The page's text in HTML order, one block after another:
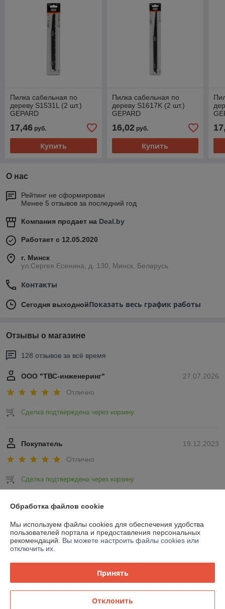
Пилка сабельная по
дереву S1531L (2 шт.)
GEPARD
17,46 руб.
Купить
Пилка сабельная по
дереву S1617K (2 шт.)
GEPARD
16,02руб.
Купить
О нас
Рейтинг не сформирован
Менее 5 отзывов за последний год
Компания продает на Deal.by
Работает с 12.05.2020
г. Минск
ул.Сергея Есенина, д. 130, Минск, Беларусь
Контакты
Сегодня выходнойПоказать весь график работы
Отзывы о магазине
128 отзывов за всё время
27.07.2026
ООО "ТВС-инженеринг"
Отлично
Сделка подтверждена через корзину
19.12.2023
Покупатель
Отлично
Сделка подтверждена через корзину
Показать все отзывы
О нас
Контакты
Доставка и оплата
Обработка файлов cookie
Мы используем файлы cookies для обеспечения удобства
пользователей портала и предоставления персональных
рекомендаций. Вы можете настроить файлы cookies или
отключить их.
Принять
Отклонить